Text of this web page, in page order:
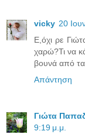
vicky 20
Ε,όχι ρε
χαρώ?Τι να
βουνά από τα
Απάντηση
Γιώτα
9:19 μ.μ.